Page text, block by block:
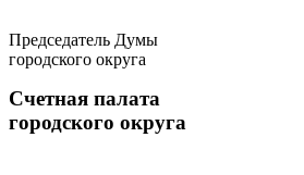
Председатель Думы
городского округа
Счетная палата
городского округа